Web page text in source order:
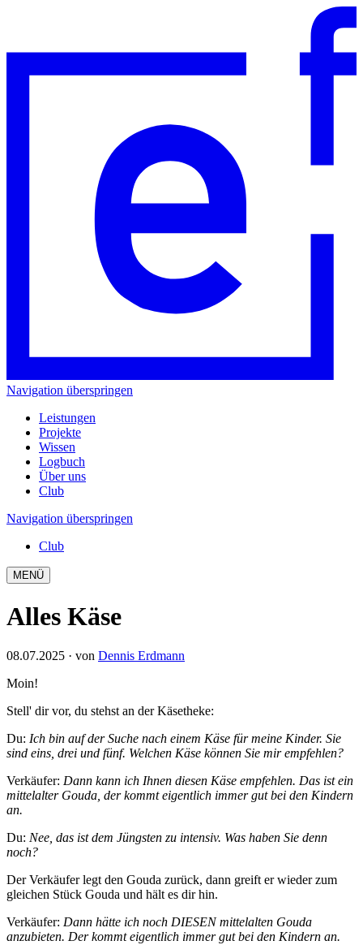
Navigation überspringen
Leistungen
Projekte
Wissen
Logbuch
Über uns
Club
Navigation überspringen
Club
MENÜ
Alles Käse
08.07.2025 · von Dennis Erdmann
Moin!
Stell' dir vor, du stehst an der Käsetheke:
Du: Ich bin auf der Suche nach einem Käse für meine Kinder. Sie
sind eins, drei und fünf. Welchen Käse können Sie mir empfehlen?
Verkäufer: Dann kann ich Ihnen diesen Käse empfehlen. Das ist ein
mittelalter Gouda, der kommt eigentlich immer gut bei den Kindern
an.
Du: Nee, das ist dem Jüngsten zu intensiv. Was haben Sie denn
noch?
Der Verkäufer legt den Gouda zurück, dann greift er wieder zum
gleichen Stück Gouda und hält es dir hin.
Verkäufer: Dann hätte ich noch DIESEN mittelalten Gouda
anzubieten. Der kommt eigentlich immer gut bei den Kindern an.